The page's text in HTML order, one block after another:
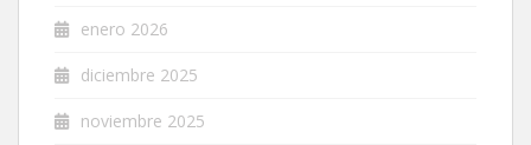
enero 2026
diciembre 2025
noviembre 2025